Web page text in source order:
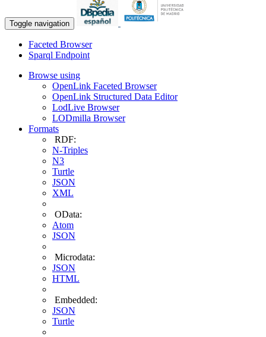
Toggle navigation
Faceted Browser
Sparql Endpoint
Browse using
OpenLink Faceted Browser
OpenLink Structured Data Editor
LodLive Browser
LODmilla Browser
Formats
RDF:
N-Triples
N3
Turtle
JSON
XML
OData:
Atom
JSON
Microdata:
JSON
HTML
Embedded:
JSON
Turtle